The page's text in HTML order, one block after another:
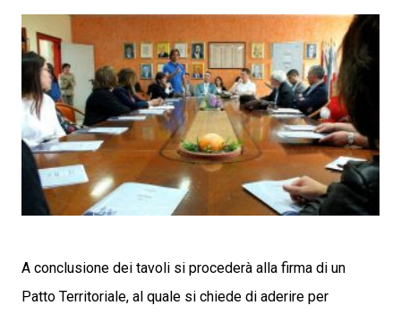
A conclusione dei tavoli si procederà alla firma di un
Patto Territoriale, al quale si chiede di aderire per